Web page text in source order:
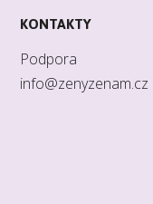
KONTAKTY
Podpora
info@zenyzenam.cz